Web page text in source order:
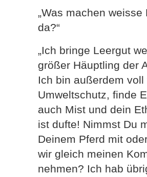
„Was machen weisse
da?“
„Ich bringe Leergut
größer Häuptling der
Ich bin außerdem voll
Umweltschutz, finde
auch Mist und dein
ist dufte! Nimmst Du
Deinem Pferd mit
wir gleich meinen
nehmen? Ich hab